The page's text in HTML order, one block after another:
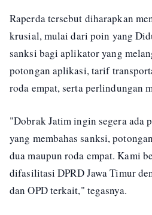
Raperda tersebut diharapkan
krusial, mulai dari poin yang
sanksi bagi aplikator yang
potongan aplikasi, tarif
roda empat, serta perlindungan
"Dobrak Jatim ingin segera ada
yang membahas sanksi,
dua maupun roda empat. Kami
difasilitasi DPRD Jawa Timur
dan OPD terkait," tegasnya.